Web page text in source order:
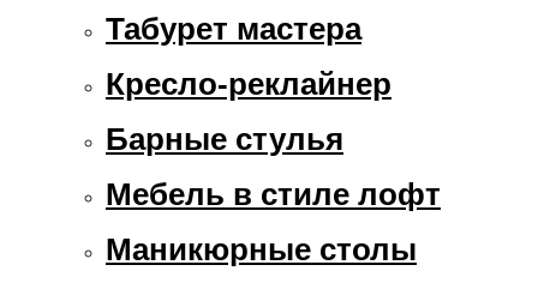
Табурет мастера
Кресло-реклайнер
Барные стулья
Мебель в стиле лофт
Маникюрные столы